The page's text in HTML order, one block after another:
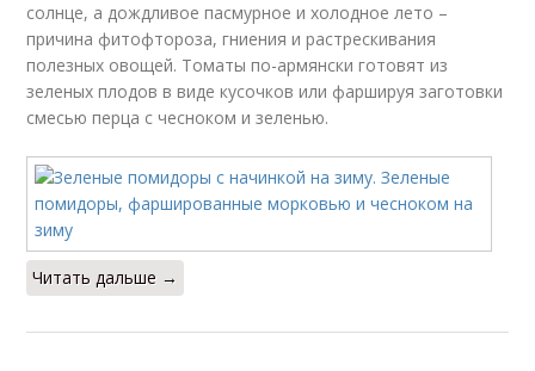
солнце, а дождливое пасмурное и холодное лето –
причина фитофтороза, гниения и растрескивания
полезных овощей. Томаты по-армянски готовят из
зеленых плодов в виде кусочков или фаршируя заготовки
смесью перца с чесноком и зеленью.
Читать дальше →